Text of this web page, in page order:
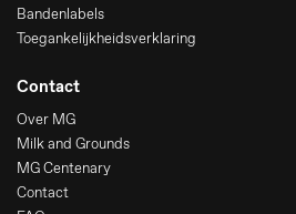
Bandenlabels
Toegankelijkheidsverklaring
Contact
Over MG
Milk and Grounds
MG Centenary
Contact